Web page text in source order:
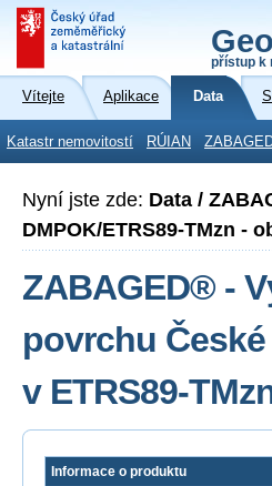
přístup k
Vítejte Aplikace Data
Katastr nemovitostí RÚIAN
Nyní jste zde: Data /
DMPOK/ETRS89-TMzn -
ZABAGED® -
povrchu
v ETRS89-
Informace o produktu